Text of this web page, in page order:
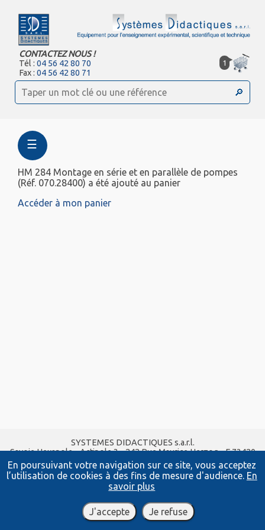
En poursuivant votre navigation sur ce site, vous acceptez
l’utilisation de cookies à des fins de mesure d'audience. En
savoir plus
J'accepte Je refuse
CONTACTEZ NOUS !
Tél :04 56 42 80 70
Fax :04 56 42 80 71
1
☰
HM 284 Montage en série et en parallèle de pompes
(Réf. 070.28400) a été ajouté au panier
Accéder à mon panier
SYSTEMES DIDACTIQUES s.a.r.l.
Savoie Hexapole - Actipole 3 - 242 Rue Maurice Herzog - F 73420
VIVIERS DU LAC
Tel : 04 56 42 80 70| Fax :04 56 42 80 71
xavier.granjon@systemes-didactiques.fr
systemes-didactiques.fr